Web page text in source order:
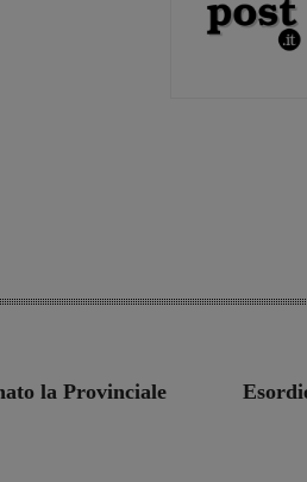
la Provinciale